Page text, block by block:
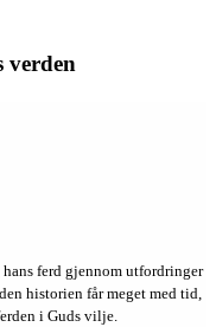
verden
ferd gjennom utfordringer
historien får meget med tid,
i Guds vilje.